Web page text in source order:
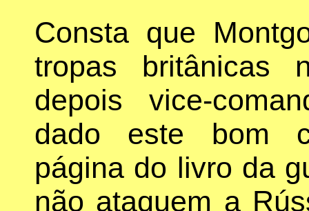
Consta que
tropas britânicas
depois vice-
dado este bom
página do livro da
não ataquem a